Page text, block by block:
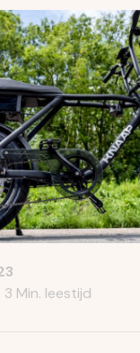
3 Min. leestijd